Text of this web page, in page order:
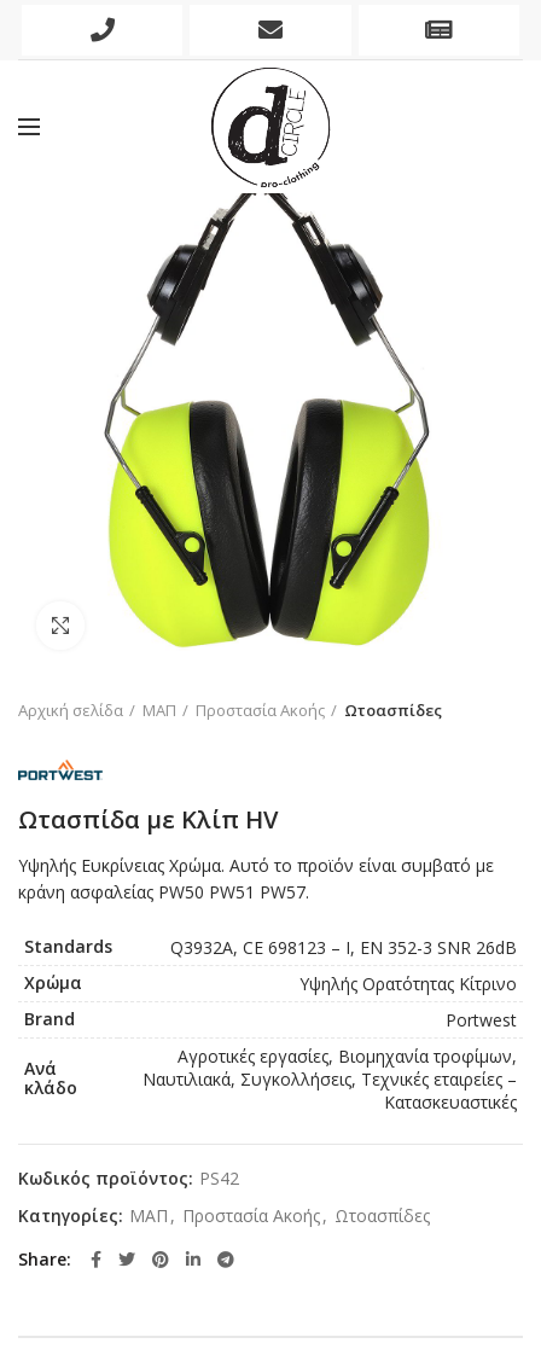
Phone
Mobile
Click to enlarge
Αρχική σελίδα ΜΑΠ Προστασία Ακοής Ωτοασπίδες
Ωτασπίδα με Κλίπ HV
Υψηλής Ευκρίνειας Χρώμα. Αυτό το προϊόν είναι συμβατό με
κράνη ασφαλείας PW50 PW51 PW57.
Standards
Q3932A, CE 698123 – I, EN 352-3 SNR 26dB
Χρώμα
Υψηλής Ορατότητας Κίτρινο
Brand
Portwest
Ανά
κλάδο
Αγροτικές εργασίες, Βιομηχανία τροφίμων,
Ναυτιλιακά, Συγκολλήσεις, Τεχνικές εταιρείες –
Κατασκευαστικές
Κωδικός προϊόντος: PS42
Κατηγορίες: ΜΑΠ , Προστασία Ακοής, Ωτοασπίδες
Share